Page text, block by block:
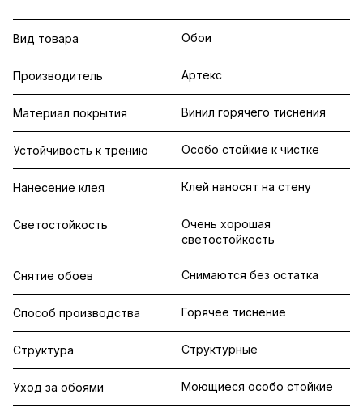
Вид товара Обои
Производитель Артекс
Материал покрытия Винил горячего тиснения
Устойчивость к трению Особо стойкие к чистке
Нанесение клея Клей наносят на стену
Светостойкость
Очень хорошая
светостойкость
Снятие обоев Снимаются без остатка
Способ производства Горячее тиснение
Структура Структурные
Уход за обоями Моющиеся особо стойкие